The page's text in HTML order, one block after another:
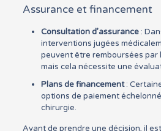
Assurance et financement
Consultation d’assurance:
interventions jugées
peuvent être remboursées par
mais cela nécessite une
Plans de financement:
options de paiement
chirurgie.
Avant de prendre une décision, il